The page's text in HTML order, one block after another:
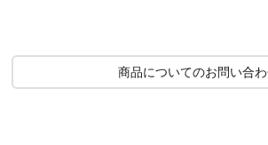
商品についてのお問い合